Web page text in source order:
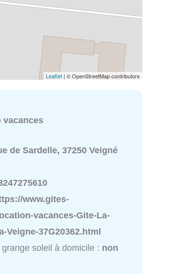
Leaflet | © OpenStreetMap contributors
vacances
de Sardelle, 37250 Veigné
www.gites-
vacances-Gite-La-
Veigne-37G20362.html
soleil à domicile : non